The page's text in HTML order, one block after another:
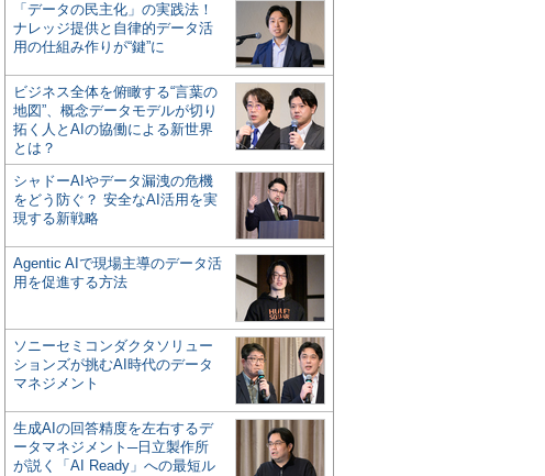
「データの民主化」の実践法！
ナレッジ提供と自律的データ活
用の仕組み作りが“鍵”に
ビジネス全体を俯瞰する“言葉の
地図”、概念データモデルが切り
拓く人とAIの協働による新世界
とは？
シャドーAIやデータ漏洩の危機
をどう防ぐ？ 安全なAI活用を実
現する新戦略
Agentic AIで現場主導のデータ活
用を促進する方法
ソニーセミコンダクタソリュー
ションズが挑むAI時代のデータ
マネジメント
生成AIの回答精度を左右するデ
ータマネジメント─日立製作所
が説く「AI Ready」への最短ル